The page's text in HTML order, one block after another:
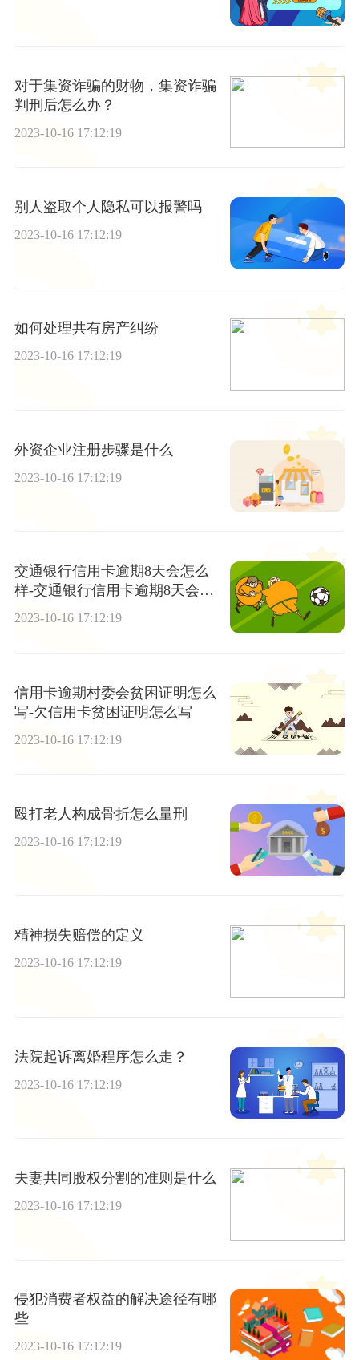
对于集资诈骗的财物，集资诈骗
判刑后怎么办？
2023-10-16 17:12:19
别人盗取个人隐私可以报警吗
2023-10-16 17:12:19
如何处理共有房产纠纷
2023-10-16 17:12:19
外资企业注册步骤是什么
2023-10-16 17:12:19
交通银行信用卡逾期8天会怎么
样-交通银行信用卡逾期8天会怎
么样吗
2023-10-16 17:12:19
信用卡逾期村委会贫困证明怎么
写-欠信用卡贫困证明怎么写
2023-10-16 17:12:19
殴打老人构成骨折怎么量刑
2023-10-16 17:12:19
精神损失赔偿的定义
2023-10-16 17:12:19
法院起诉离婚程序怎么走？
2023-10-16 17:12:19
夫妻共同股权分割的准则是什么
2023-10-16 17:12:19
侵犯消费者权益的解决途径有哪
些
2023-10-16 17:12:19